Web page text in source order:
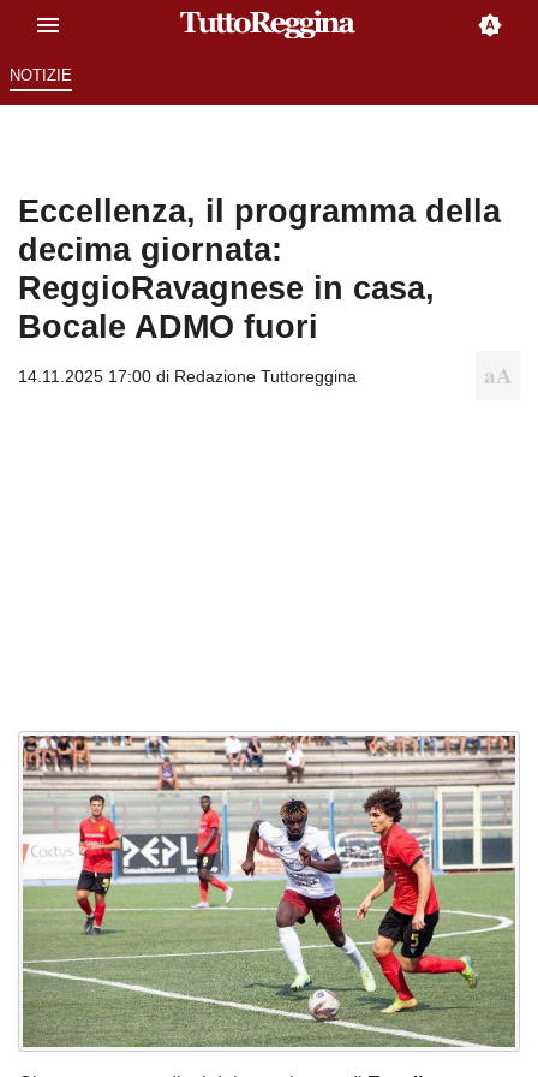
NOTIZIE
Eccellenza, il programma della
decima giornata:
ReggioRavagnese in casa,
Bocale ADMO fuori
14.11.2025 17:00 di Redazione Tuttoreggina